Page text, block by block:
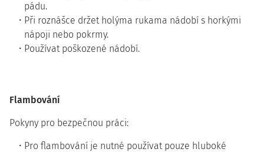
pádu.
Při roznášce držet holýma rukama nádobí s horkými
nápoji nebo pokrmy.
Používat poškozené nádobí.
Flambování
Pokyny pro bezpečnou práci:
Pro flambování je nutné používat pouze hluboké